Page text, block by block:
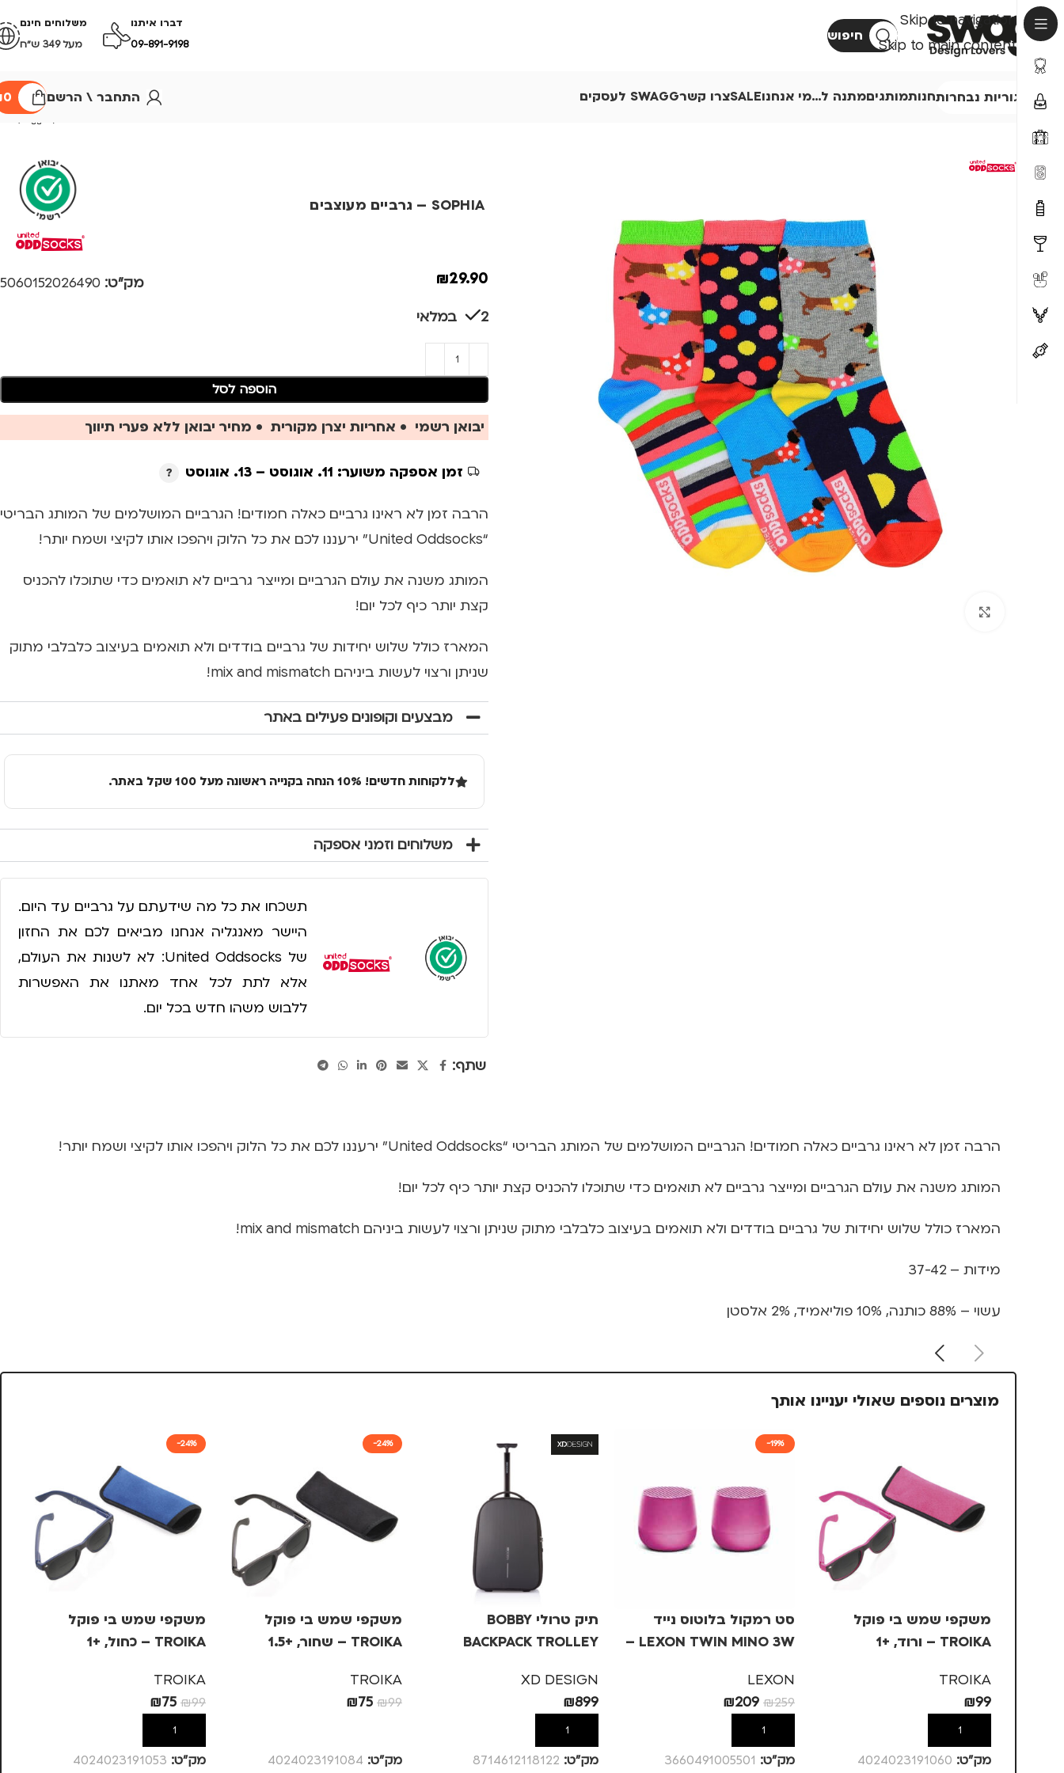
Skip to navigation
Skip to main content
חיפוש
דברו איתנו
09-891-9198
משלוחים חינם
מעל 349 ש״ח
קטגוריות נבחרותחנותמותגיםמתנה ל…מי אנחנוSALEצרו קשרSWAGG לעסקים התחבר \ הרשם 0
SOPHIA – גרביים מעוצבים
₪29.90 מק"ט: 5060152026490
2 במלאי
הוספה לסל
יבואן רשמי • אחריות יצרן מקורית • מחיר יבואן ללא פערי תיווך
זמן אספקה משוער:
הרבה זמן לא ראינו גרביים כאלה חמודים! הגרביים המושלמים של המותג הבריטי
“United Oddsocks” ירעננו לכם את כל הלוק ויהפכו אותו לקיצי ושמח יותר!
המותג משנה את עולם הגרביים ומייצר גרביים לא תואמים כדי שתוכלו להכניס
קצת יותר כיף לכל יום!
המארז כולל שלוש יחידות של גרביים בודדים ולא תואמים בעיצוב כלבלבי מתוק
שניתן ורצוי לעשות ביניהם mix and mismatch!
מבצעים וקופונים פעילים באתר
ללקוחות חדשים! 10% הנחה בקנייה ראשונה מעל 100 שקל באתר.
משלוחים וזמני אספקה
תשכחו את כל מה שידעתם על גרביים עד היום.
היישר מאנגליה אנחנו מביאים לכם את החזון
של United Oddsocks: לא לשנות את העולם,
אלא לתת לכל אחד מאתנו את האפשרות
ללבוש משהו חדש בכל יום.
שתף:
הרבה זמן לא ראינו גרביים כאלה חמודים! הגרביים המושלמים של המותג הבריטי “United Oddsocks” ירעננו לכם את כל הלוק ויהפכו אותו לקיצי ושמח יותר!
המותג משנה את עולם הגרביים ומייצר גרביים לא תואמים כדי שתוכלו להכניס קצת יותר כיף לכל יום!
המארז כולל שלוש יחידות של גרביים בודדים ולא תואמים בעיצוב כלבלבי מתוק שניתן ורצוי לעשות ביניהם mix and mismatch!
מידות – 37-42
עשוי – 88% כותנה, 10% פוליאמיד, 2% אלסטן
מוצרים נוספים שאולי יעניינו אותך
משקפי שמש בי פוקל
TROIKA – ורוד, +1
TROIKA
₪99
הוספה לסל
מק”ט: 4024023191060
-19%
סט רמקול בלוטוס נייד
LEXON TWIN MINO 3W –
LEXON
₪259
₪209
הוספה לסל
מק”ט: 3660491005501
תיק טרולי BOBBY
BACKPACK TROLLEY
XD DESIGN
₪899
הוספה לסל
מק”ט: 8714612118122
-24%
משקפי שמש בי פוקל
TROIKA – שחור, +1.5
TROIKA
₪99
₪75
מק”ט: 4024023191084
-24%
משקפי שמש בי פוקל
TROIKA – כחול, +1
TROIKA
₪99
₪75
הוספה לסל
מק”ט: 4024023191053